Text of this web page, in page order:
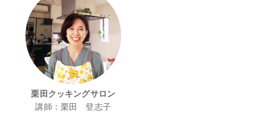
栗田クッキングサロン
講師：栗田 登志子